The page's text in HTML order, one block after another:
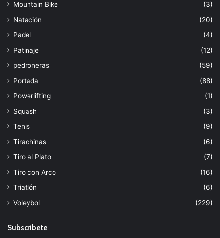
Mountain Bike
(3)
Natación
(20)
Padel
(4)
Patinaje
(12)
pedroneras
(59)
Portada
(88)
Powerlifting
(1)
Squash
(3)
Tenis
(9)
Tirachinas
(6)
Tiro al Plato
(7)
Tiro con Arco
(16)
Triatlón
(6)
Voleybol
(229)
Subscribete